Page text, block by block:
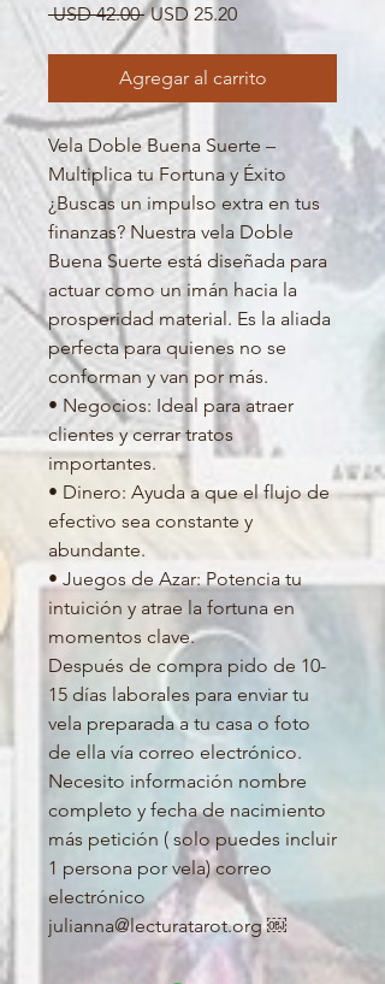
USD 42.00 Precio
USD 25.20Precio
oferta
Agregar al carrito
Vela Doble Buena Suerte –
Multiplica tu Fortuna y Éxito
¿Buscas un impulso extra en tus
finanzas? Nuestra vela Doble
Buena Suerte está diseñada para
actuar como un imán hacia la
prosperidad material. Es la aliada
perfecta para quienes no se
conforman y van por más.
• Negocios: Ideal para atraer
clientes y cerrar tratos
importantes.
• Dinero: Ayuda a que el flujo de
efectivo sea constante y
abundante.
• Juegos de Azar: Potencia tu
intuición y atrae la fortuna en
momentos clave.
Después de compra pido de 10-
15 días laborales para enviar tu
vela preparada a tu casa o foto
de ella vía correo electrónico.
Necesito información nombre
completo y fecha de nacimiento
más petición ( solo puedes incluir
1 persona por vela) correo
electrónico
julianna@lecturatarot.org ￼